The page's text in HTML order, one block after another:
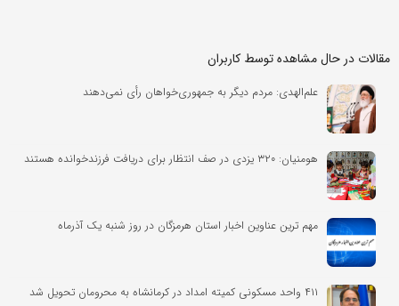
مقالات در حال مشاهده توسط کاربران
علم‌الهدی: مردم دیگر به جمهوری‌خواهان رأی نمی‌دهند
هومنیان: ۳۲۰ یزدی در صف انتظار برای دریافت فرزندخوانده هستند
مهم ترین عناوین اخبار استان هرمزگان در روز شنبه یک آذرماه
۴۱۱ واحد مسکونی کمیته امداد در کرمانشاه به محرومان تحویل شد